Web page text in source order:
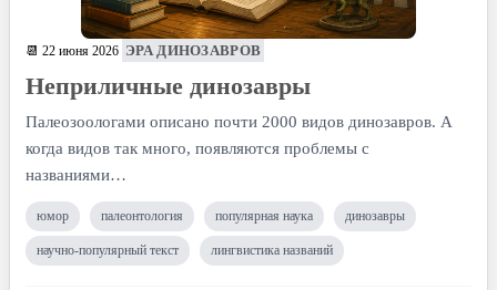
📆 22 июня 2026 ЭРА ДИНОЗАВРОВ
Неприличные динозавры
Палеозоологами описано почти 2000 видов динозавров. А
когда видов так много, появляются проблемы с
названиями…
юмор палеонтология популярная наука динозавры
научно-популярный текст лингвистика названий